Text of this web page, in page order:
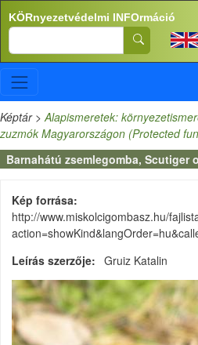
Ugrás a tartalomra
KÖRnyezetvédelmi INFOrmáció
Search
Képtár>Alapismeretek:
zuzmók Magyarországon (Protected
Barnahátú zsemlegomba, Scutiger
Kép forrása
http://www.miskolcigombasz.hu/
Leírás szerzője
Gruiz Katalin